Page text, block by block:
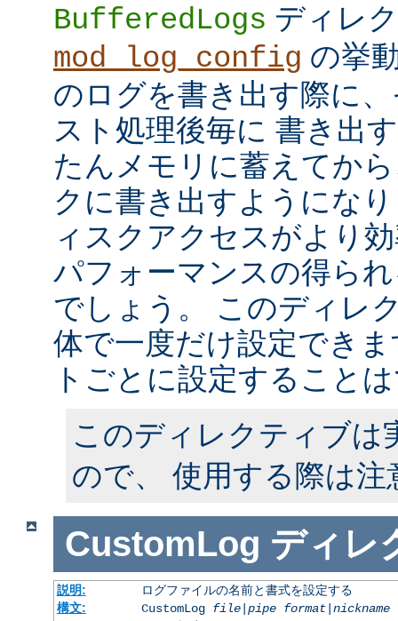
BufferedLogs ディレ
mod_log_config の挙
のログを書き出す際に
スト処理後毎に 書き出
たんメモリに蓄えてか
クに書き出すようにな
ィスクアクセスがより
パフォーマンスの得ら
でしょう。 このディレ
体で一度だけ設定でき
トごとに設定すること
このディレクティブは
ので、 使用する際は
CustomLog ディレ
説明:
ログファイルの名前と書式を設定する
構文:
CustomLog file|pipe format|nickname